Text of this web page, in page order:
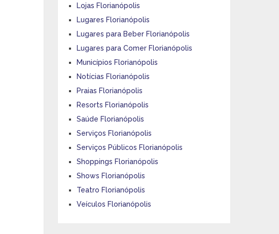
Lojas Florianópolis
Lugares Florianópolis
Lugares para Beber Florianópolis
Lugares para Comer Florianópolis
Municípios Florianópolis
Notícias Florianópolis
Praias Florianópolis
Resorts Florianópolis
Saúde Florianópolis
Serviços Florianópolis
Serviços Públicos Florianópolis
Shoppings Florianópolis
Shows Florianópolis
Teatro Florianópolis
Veículos Florianópolis